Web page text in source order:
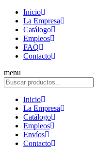
Inicio
La Empresa
Catálogo
Empleos
FAQ
Contacto
menu
Inicio
La Empresa
Catálogo
Empleos
Envíos
Contacto